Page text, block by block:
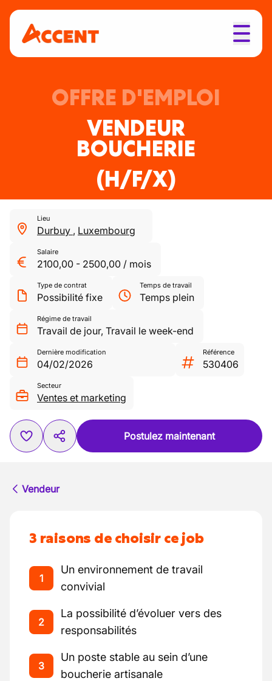
OFFRE D'EMPLOI
VENDEUR
BOUCHERIE
(H/F/X)
Lieu
Durbuy , Luxembourg
Salaire
2100,00 - 2500,00 / mois
Type de contrat
Possibilité fixe
Temps de travail
Temps plein
Régime de travail
Travail de jour, Travail le week-end
Dernière modification
04/02/2026
Référence
530406
Secteur
Ventes et marketing
Postulez maintenant
Vendeur
3 raisons de choisir ce job
1
Un environnement de travail
convivial
2
La possibilité d’évoluer vers des
responsabilités
3
Un poste stable au sein d’une
boucherie artisanale